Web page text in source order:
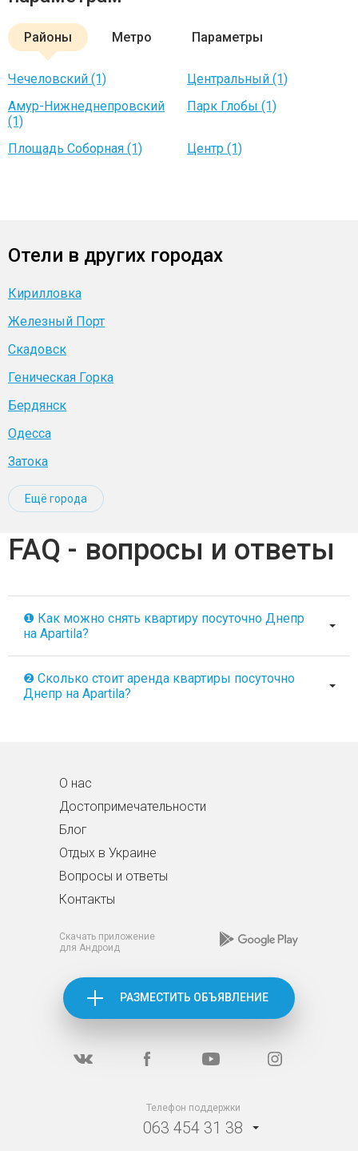
Районы Метро Параметры
Чечеловский (1)
Центральный (1)
Амур-Нижнеднепровский
(1)
Парк Глобы (1)
Площадь Соборная (1) Центр (1)
Отели в других городах
Кирилловка
Железный Порт
Скадовск
Геническая Горка
Бердянск
Одесса
Затока
Ещё города
FAQ - вопросы и ответы
❶ Как можно снять квартиру посуточно Днепр
на Apartila?
❷ Сколько стоит аренда квартиры посуточно
Днепр на Apartila?
О нас
Достопримечательности
Блог
Отдых в Украине
Вопросы и ответы
Контакты
Скачать приложение
для Андроид
РАЗМЕСТИТЬ ОБЪЯВЛЕНИЕ
Телефон поддержки
063 454 31 38